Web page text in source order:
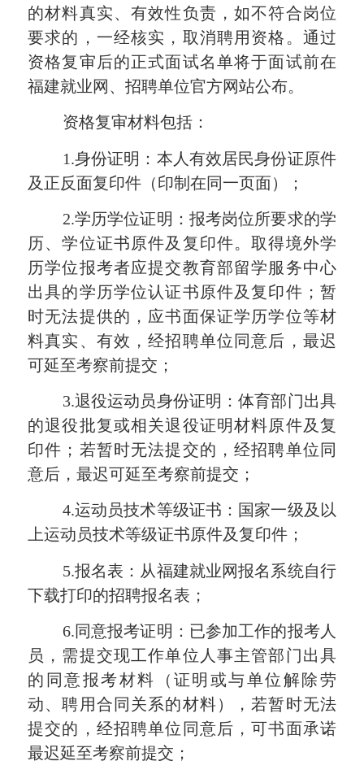
的材料真实、有效性负责，如不符合岗位
要求的，一经核实，取消聘用资格。通过
资格复审后的正式面试名单将于面试前在
福建就业网、招聘单位官方网站公布。
资格复审材料包括：
1.身份证明：本人有效居民身份证原件
及正反面复印件（印制在同一页面）；
2.学历学位证明：报考岗位所要求的学
历、学位证书原件及复印件。取得境外学
历学位报考者应提交教育部留学服务中心
出具的学历学位认证书原件及复印件；暂
时无法提供的，应书面保证学历学位等材
料真实、有效，经招聘单位同意后，最迟
可延至考察前提交；
3.退役运动员身份证明：体育部门出具
的退役批复或相关退役证明材料原件及复
印件；若暂时无法提交的，经招聘单位同
意后，最迟可延至考察前提交；
4.运动员技术等级证书：国家一级及以
上运动员技术等级证书原件及复印件；
5.报名表：从福建就业网报名系统自行
下载打印的招聘报名表；
6.同意报考证明：已参加工作的报考人
员，需提交现工作单位人事主管部门出具
的同意报考材料（证明或与单位解除劳
动、聘用合同关系的材料），若暂时无法
提交的，经招聘单位同意后，可书面承诺
最迟延至考察前提交；